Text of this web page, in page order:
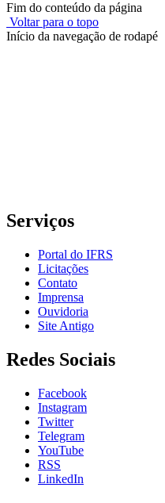
Fim do conteúdo da página
Voltar para o topo
Início da navegação de rodapé
Serviços
Portal do IFRS
Licitações
Contato
Imprensa
Ouvidoria
Site Antigo
Redes Sociais
Facebook
Instagram
Twitter
Telegram
YouTube
RSS
LinkedIn